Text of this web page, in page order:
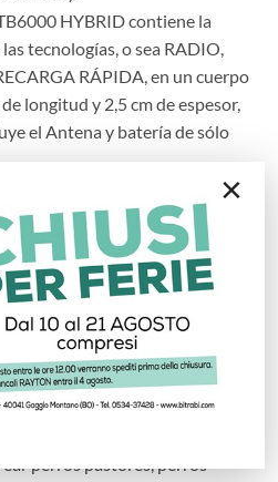
HYBRID contiene la
tecnologías, o sea RADIO,
RÁPIDA, en un cuerpo
longitud y 2,5 cm de espesor,
el Antena y batería de sólo
y salud del perro que
el perro permanece
de salud como enfermedad,
BTB6000 HYBRID ha sido
de los perros durante
competiciones reconocidas
ser utilizado en cualquier
perros pastores, perros
×